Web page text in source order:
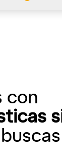
con